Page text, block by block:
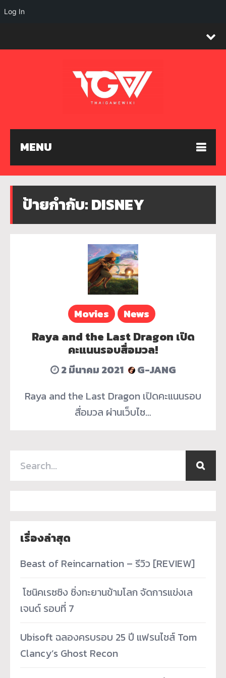
MENU
ป้ายกำกับ:DISNEY
Movies News
Raya and the Last Dragon เปิด
คะแนนรอบสื่อมวล!
2 มีนาคม 2021
G-JANG
Raya and the Last Dragon เปิดคะแนนรอบ
สื่อมวล ผ่านเว็บไซ…
เรื่องล่าสุด
Beast of Reincarnation – รีวิว [REVIEW]
­ โซนิคเรซซิง ซิ่งทะยานข้ามโลก จัดการแข่งเล
เจนด์ รอบที่ 7
Ubisoft ฉลองครบรอบ 25 ปี แฟรนไชส์ Tom
Clancy’s Ghost Recon
Log In